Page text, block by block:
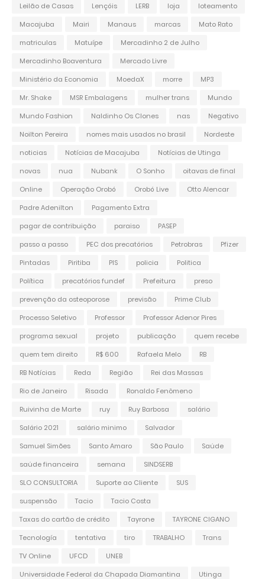
Leilão de Casas
Lençóis LERB loja
loteamento
Macajuba
Mairi Manaus marcas
Mato Rato
matriculas
Matuípe
Mercadinho 2 de Julho
Mercadinho Boaventura
Mercado Livre
Ministério da Economia
MoedaX morre
MP3
Mr. Shake
MSR Embalagens mulher trans
Mundo
Mundo Fashion
Naldinho Os Clones nas
Negativo
Noilton Pereira
nomes mais usados no brasil
Nordeste
noticias
Notícias de Macajuba
Notícias de Utinga
novas
nua Nubank O Sonho
oitavas de final
Online
Operação Orobó Orobó Live
Otto Alencar
Padre Adenilton
Pagamento Extra
pagar de contribuição
paraiso
PASEP
passo a passo
PEC dos precatórios Petrobras
Pfizer
Pintadas
Piritiba PIS policia
Politica
Política
precatórios fundef Prefeitura
preso
prevenção da osteoporose
previsão
Prime Club
Processo Seletivo
Professor
Professor Adenor Pires
programa sexual
projeto publicação
quem recebe
quem tem direito
R$ 600 Rafaela Melo
RB
RB Notícias
Reda Região
Rei das Massas
Rio de Janeiro
Risada
Ronaldo Fenômeno
Ruivinha de Marte
ruy Ruy Barbosa
salário
Salário 2021
salário minimo
Salvador
Samuel Simões
Santo Amaro São Paulo
Saúde
saúde financeira
semana
SINDSERB
SLO CONSULTORIA
Suporte ao Cliente
SUS
suspensão
Tacio
Tacio Costa
Taxas do cartão de crédito
Tayrone
TAYRONE CIGANO
Tecnología
tentativa tiro TRABALHO
Trans
TV Online
UFCD
UNEB
Universidade Federal da Chapada Diamantina
Utinga